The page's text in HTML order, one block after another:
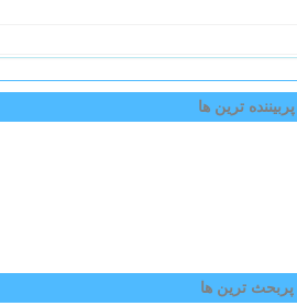
پربیننده ترین ها
پربحث ترین ها